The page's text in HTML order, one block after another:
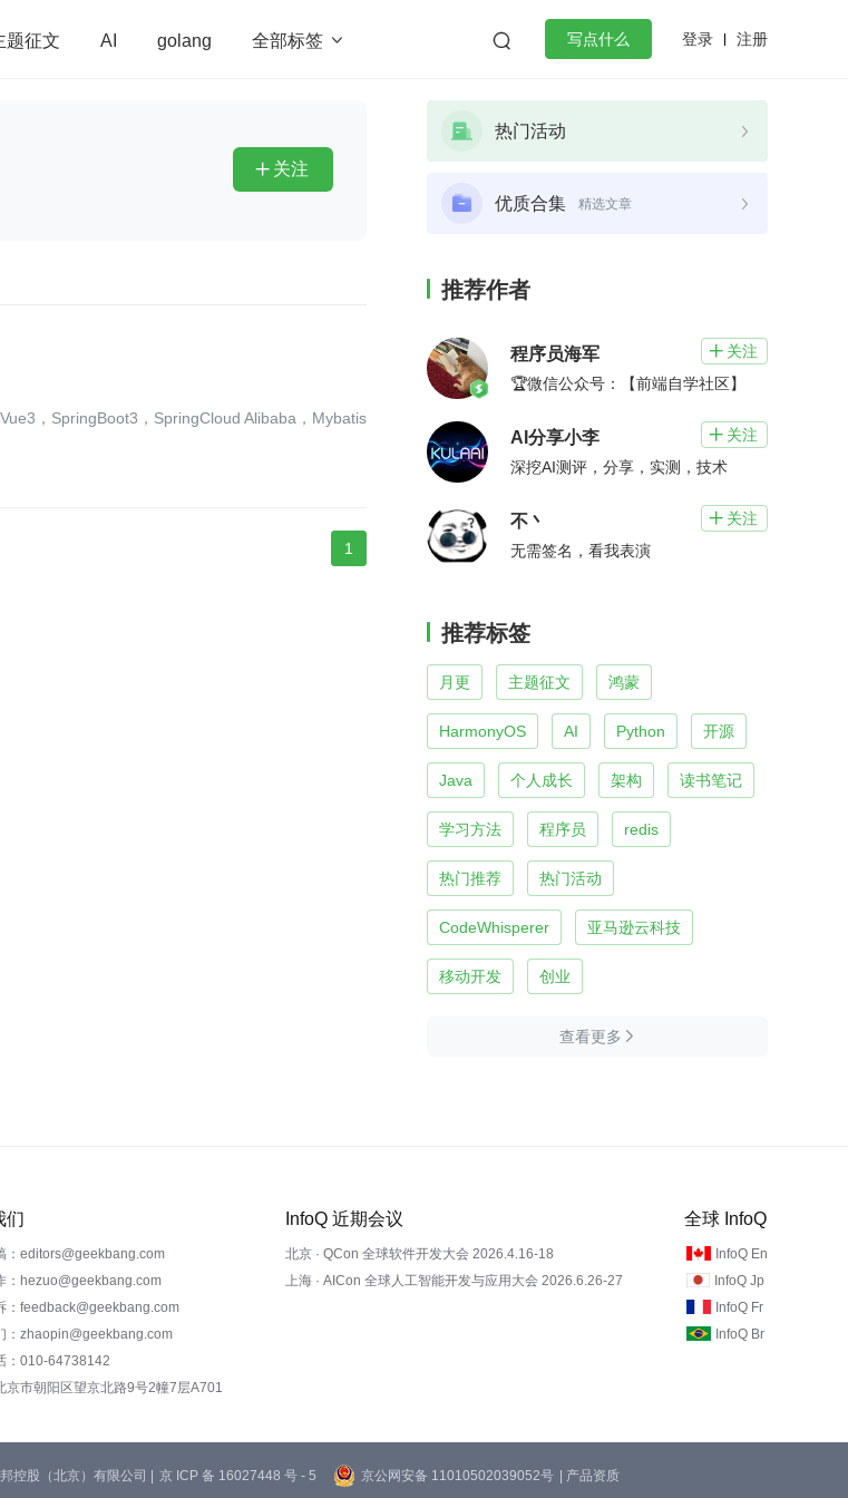
题征文 AI golang 全部标签   写点什么 登录 注册
redis
 关注
，SpringBoot3，SpringCloud Alibaba，Mybatis
1
热门活动
优质合集 精选文章
推荐作者
程序员海军  关注
🏆微信公众号：【前端自学社区】
AI分享小李  关注
深挖AI测评，分享，实测，技术
不丶  关注
无需签名，看我表演
推荐标签
月更 主题征文 鸿蒙
HarmonyOS AI Python 开源
Java 个人成长 架构 读书笔记
学习方法 程序员 redis
热门推荐 热门活动
CodeWhisperer 亚马逊云科技
移动开发 创业
查看更多 
们
：editors@geekbang.com
：hezuo@geekbang.com
：feedback@geekbang.com
：zhaopin@geekbang.com
：010-64738142
京市朝阳区望京北路9号2幢7层A701
InfoQ 近期会议
北京 · QCon 全球软件开发大会 2026.4.16-18
上海 · AICon 全球人工智能开发与应用大会 2026.6.26-27
全球 InfoQ
InfoQ En
InfoQ Jp
InfoQ Fr
InfoQ Br
股（北京）有限公司 | 京 ICP 备 16027448 号 - 5 京公网安备 11010502039052号 | 产品资质